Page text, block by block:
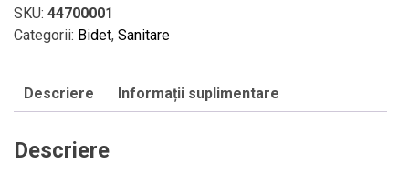
V&B
-
suspendat,
37,5
SKU: 44700001
Categorii: Bidet, Sanitare
Descriere Informații suplimentare
Descriere